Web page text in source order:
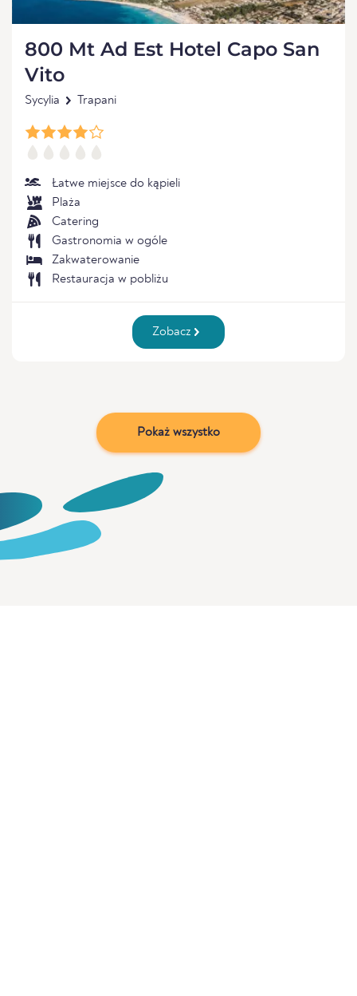
800 Mt Ad Est Hotel Capo San
Vito
Sycylia Trapani
Łatwe miejsce do kąpieli
Plaża
Catering
Gastronomia w ogóle
Zakwaterowanie
Restauracja w pobliżu
Zobacz
Pokaż wszystko